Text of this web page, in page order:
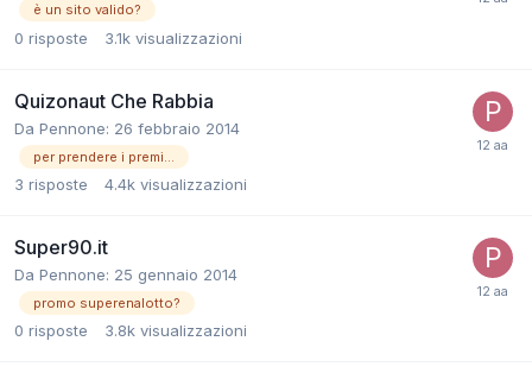
è un sito valido?
0 risposte 3.1k visualizzazioni
Quizonaut Che Rabbia
Da Pennone: 26 febbraio 2014
per prendere i premi...
3 risposte 4.4k visualizzazioni
Super90.it
Da Pennone: 25 gennaio 2014
promo superenalotto?
0 risposte 3.8k visualizzazioni